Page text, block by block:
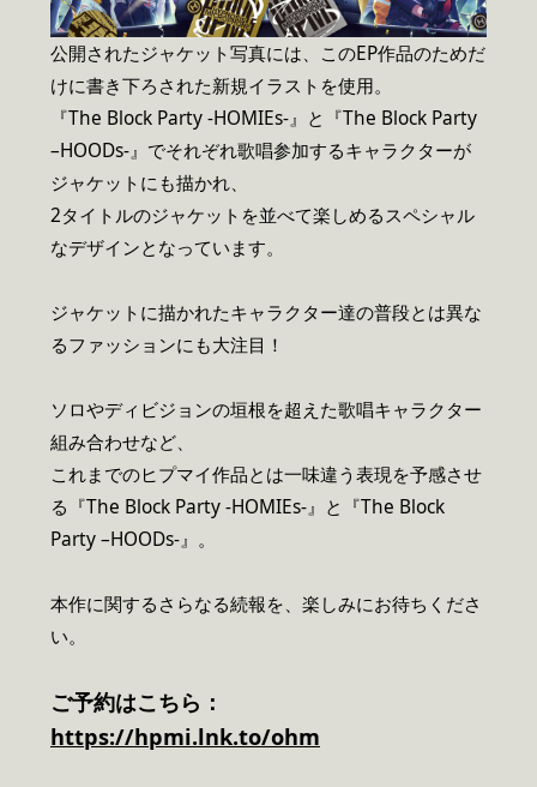
公開されたジャケット写真には、このEP作品のためだ
けに書き下ろされた新規イラストを使用。
『The Block Party -HOMIEs-』と『The Block Party
–HOODs-』でそれぞれ歌唱参加するキャラクターが
ジャケットにも描かれ、
2タイトルのジャケットを並べて楽しめるスペシャル
なデザインとなっています。
ジャケットに描かれたキャラクター達の普段とは異な
るファッションにも大注目！
ソロやディビジョンの垣根を超えた歌唱キャラクター
組み合わせなど、
これまでのヒプマイ作品とは一味違う表現を予感させ
る『The Block Party -HOMIEs-』と『The Block
Party –HOODs-』。
本作に関するさらなる続報を、楽しみにお待ちくださ
い。
ご予約はこちら：
https://hpmi.lnk.to/ohm